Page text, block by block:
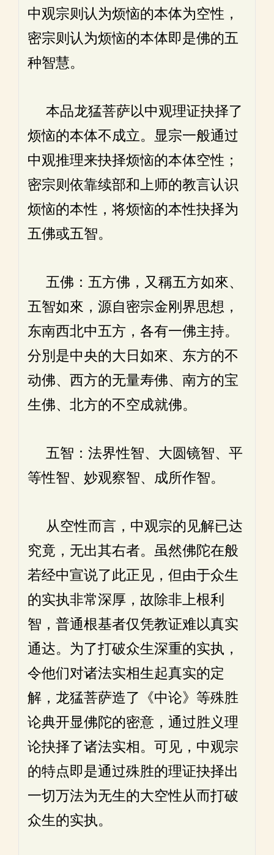
中观宗则认为烦恼的本体为空性，
密宗则认为烦恼的本体即是佛的五
种智慧。
本品龙猛菩萨以中观理证抉择了
烦恼的本体不成立。显宗一般通过
中观推理来抉择烦恼的本体空性；
密宗则依靠续部和上师的教言认识
烦恼的本性，将烦恼的本性抉择为
五佛或五智。
五佛：五方佛，又稱五方如來、
五智如來，源自密宗金刚界思想，
东南西北中五方，各有一佛主持。
分別是中央的大日如來、东方的不
动佛、西方的无量寿佛、南方的宝
生佛、北方的不空成就佛。
五智：法界性智、大圆镜智、平
等性智、妙观察智、成所作智。
从空性而言，中观宗的见解已达
究竟，无出其右者。虽然佛陀在般
若经中宣说了此正见，但由于众生
的实执非常深厚，故除非上根利
智，普通根基者仅凭教证难以真实
通达。为了打破众生深重的实执，
令他们对诸法实相生起真实的定
解，龙猛菩萨造了《中论》等殊胜
论典开显佛陀的密意，通过胜义理
论抉择了诸法实相。可见，中观宗
的特点即是通过殊胜的理证抉择出
一切万法为无生的大空性从而打破
众生的实执。